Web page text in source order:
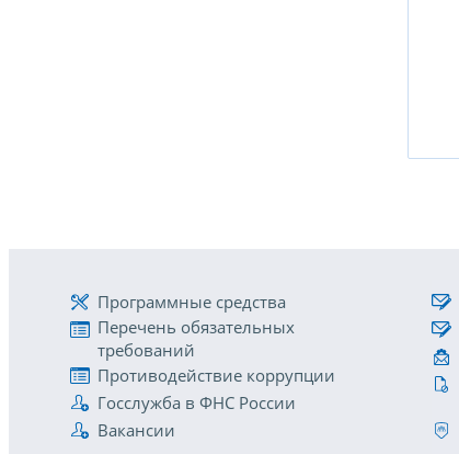
Программные средства
Перечень обязательных
требований
Противодействие коррупции
Госслужба в ФНС России
Вакансии